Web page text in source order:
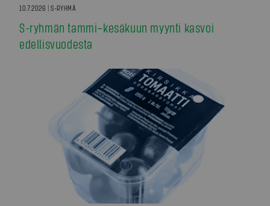
10.7.2026 | S-RYHMÄ
S-ryhmän tammi–kesäkuun myynti kasvoi
edellisvuodesta